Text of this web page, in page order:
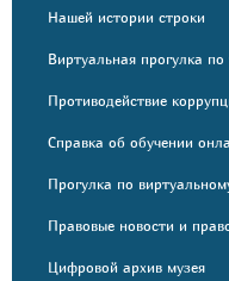
Нашей истории строки
Виртуальная прогулка по
Противодействие
Справка об обучении
Прогулка по
Правовые новости и
Цифровой архив музея